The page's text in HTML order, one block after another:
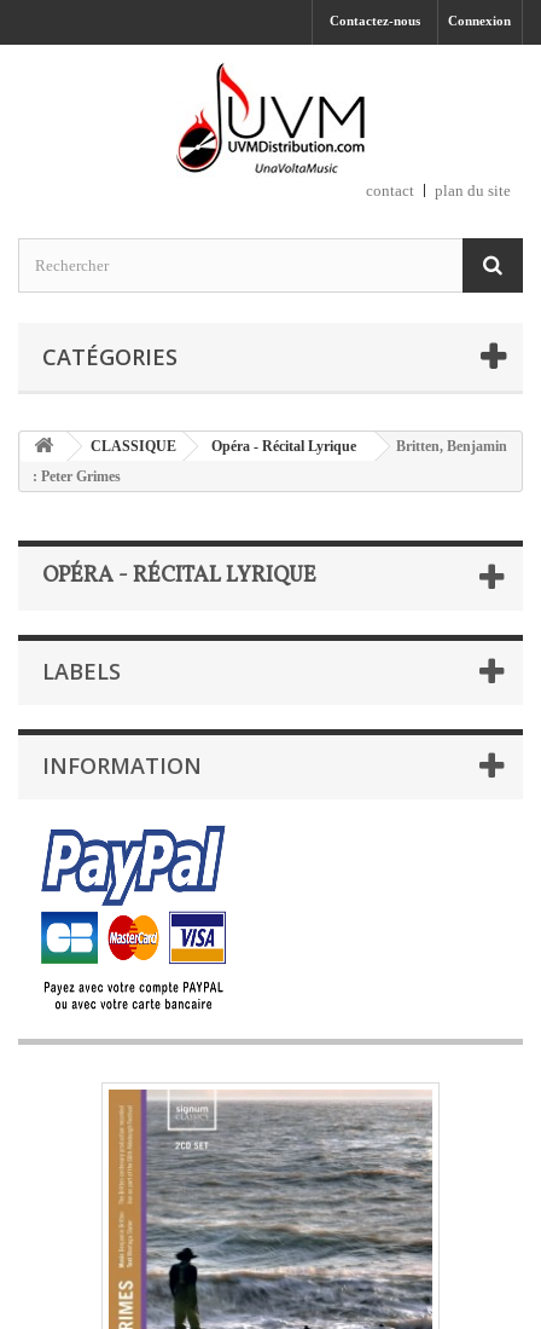
Connexion
Contactez-nous
contact plan du site
CATÉGORIES
CLASSIQUE Opéra - Récital Lyrique
Britten, Benjamin
: Peter Grimes
OPÉRA - RÉCITAL LYRIQUE
LABELS
INFORMATION